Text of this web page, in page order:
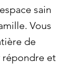
sain
Vous
de
répondre et